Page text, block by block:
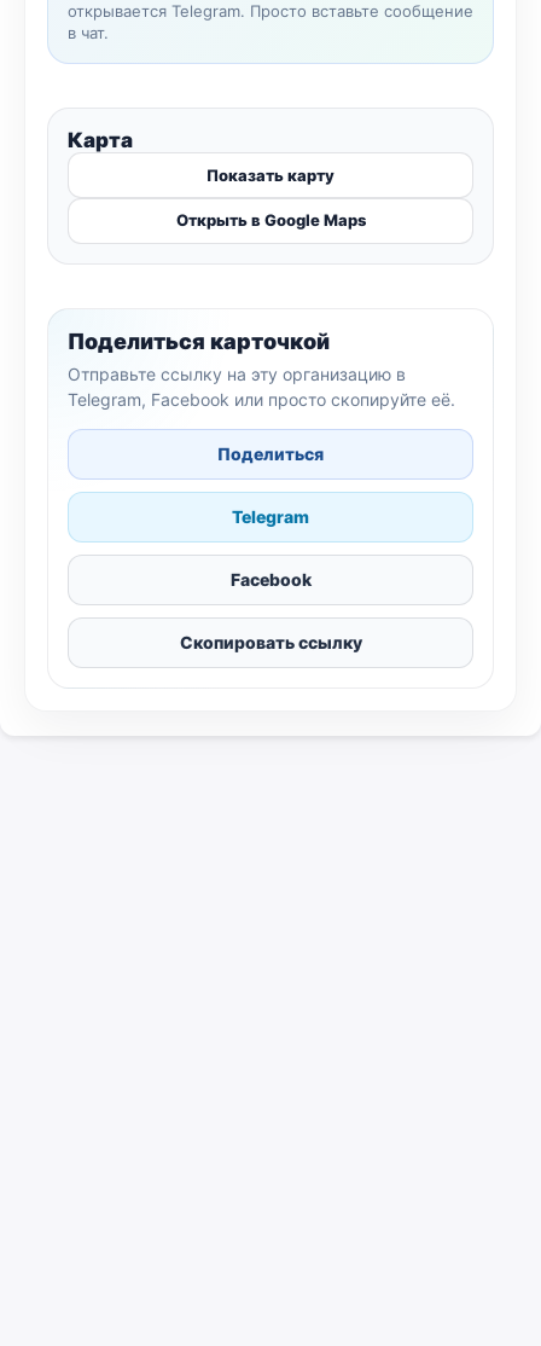
открывается Telegram. Просто вставьте сообщение
в чат.
Карта
Показать карту
Открыть в Google Maps
Поделиться карточкой
Отправьте ссылку на эту организацию в
Telegram, Facebook или просто скопируйте её.
Поделиться
Telegram
Facebook
Скопировать ссылку